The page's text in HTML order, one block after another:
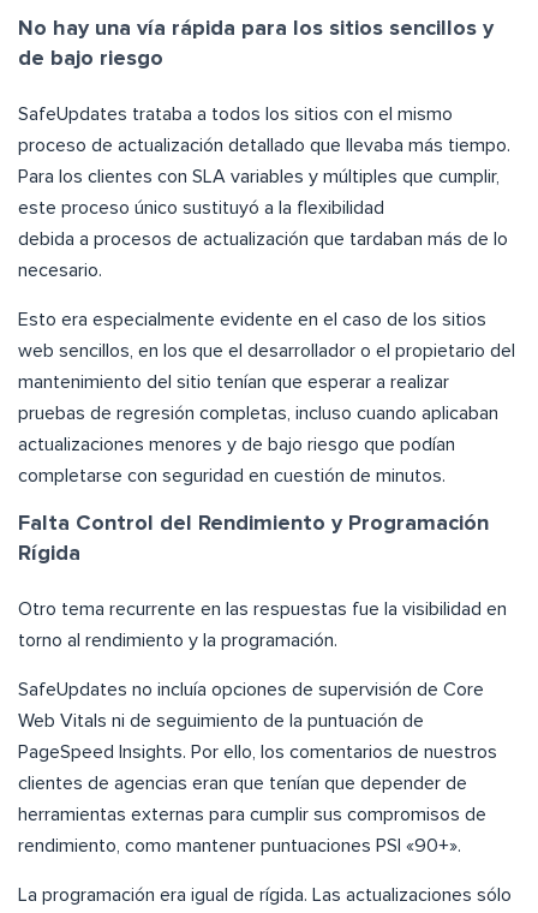
No hay una vía rápida para los sitios sencillos y
de bajo riesgo
SafeUpdates trataba a todos los sitios con el mismo
proceso de actualización detallado que llevaba más tiempo.
Para los clientes con SLA variables y múltiples que cumplir,
este proceso único sustituyó a la flexibilidad
debida a procesos de actualización que tardaban más de lo
necesario.
Esto era especialmente evidente en el caso de los sitios
web sencillos, en los que el desarrollador o el propietario del
mantenimiento del sitio tenían que esperar a realizar
pruebas de regresión completas, incluso cuando aplicaban
actualizaciones menores y de bajo riesgo que podían
completarse con seguridad en cuestión de minutos.
Falta Control del Rendimiento y Programación
Rígida
Otro tema recurrente en las respuestas fue la visibilidad en
torno al rendimiento y la programación.
SafeUpdates no incluía opciones de supervisión de Core
Web Vitals ni de seguimiento de la puntuación de
PageSpeed Insights. Por ello, los comentarios de nuestros
clientes de agencias eran que tenían que depender de
herramientas externas para cumplir sus compromisos de
rendimiento, como mantener puntuaciones PSI «90+».
La programación era igual de rígida. Las actualizaciones sólo